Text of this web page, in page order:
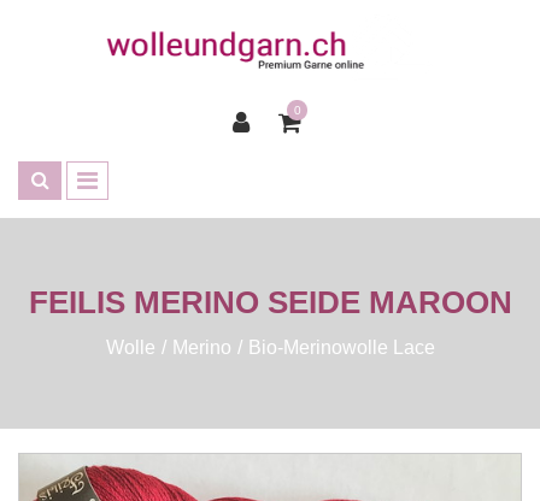
0
FEILIS MERINO SEIDE MAROON
Wolle Merino Bio-Merinowolle Lace